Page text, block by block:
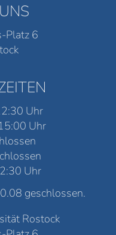
Platz 6
Uhr
Uhr
Uhr
geschlossen.
Rostock